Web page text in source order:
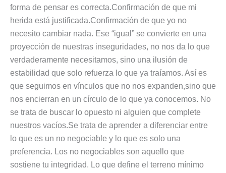
forma de pensar es correcta.Confirmación de que mi
herida está justificada.Confirmación de que yo no
necesito cambiar nada. Ese “igual” se convierte en una
proyección de nuestras inseguridades, no nos da lo que
verdaderamente necesitamos, sino una ilusión de
estabilidad que solo refuerza lo que ya traíamos. Así es
que seguimos en vínculos que no nos expanden,sino que
nos encierran en un círculo de lo que ya conocemos. No
se trata de buscar lo opuesto ni alguien que complete
nuestros vacíos.Se trata de aprender a diferenciar entre
lo que es un no negociable y lo que es solo una
preferencia. Los no negociables son aquello que
sostiene tu integridad. Lo que define el terreno mínimo